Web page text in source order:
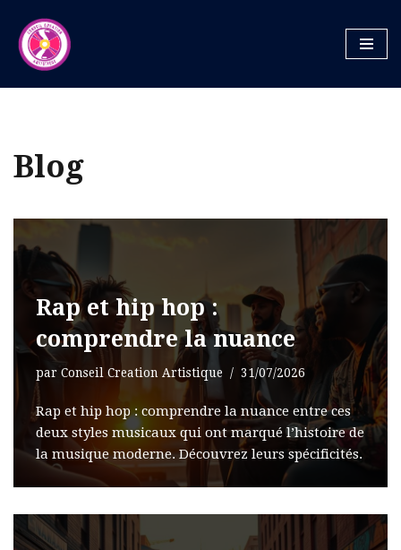
Aller
au
contenu
Blog
Rap et hip hop :
comprendre la nuance
par Conseil Creation Artistique 31/07/2026
Rap et hip hop : comprendre la nuance entre ces
deux styles musicaux qui ont marqué l’histoire de
la musique moderne. Découvrez leurs spécificités.